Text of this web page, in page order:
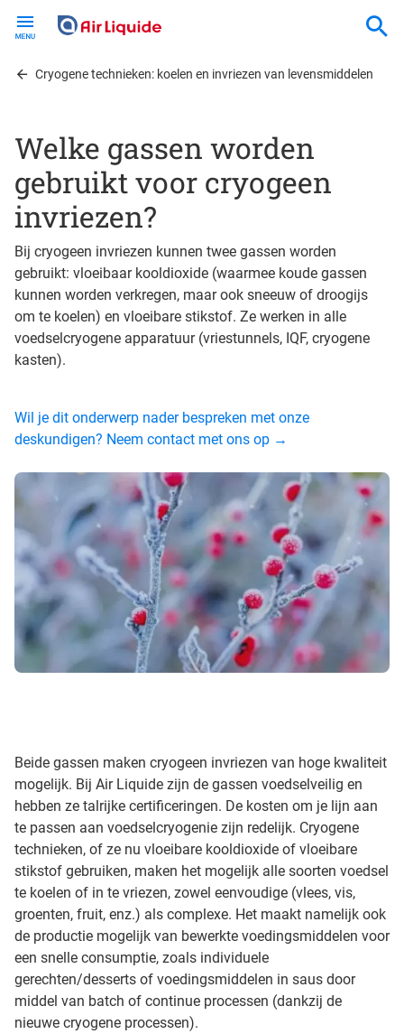
contentCryogene technieken: koelen en invriezen van levensmiddelen
Welke gassen worden
gebruikt voor cryogeen
invriezen?
Bij cryogeen invriezen kunnen twee gassen worden
gebruikt: vloeibaar kooldioxide (waarmee koude gassen
kunnen worden verkregen, maar ook sneeuw of droogijs
om te koelen) en vloeibare stikstof. Ze werken in alle
voedselcryogene apparatuur (vriestunnels, IQF, cryogene
kasten).
Wil je dit onderwerp nader bespreken met onze
deskundigen? Neem contact met ons op →
Beide gassen maken cryogeen invriezen van hoge kwaliteit
mogelijk. Bij Air Liquide zijn de gassen voedselveilig en
hebben ze talrijke certificeringen. De kosten om je lijn aan
te passen aan voedselcryogenie zijn redelijk. Cryogene
technieken, of ze nu vloeibare kooldioxide of vloeibare
stikstof gebruiken, maken het mogelijk alle soorten voedsel
te koelen of in te vriezen, zowel eenvoudige (vlees, vis,
groenten, fruit, enz.) als complexe. Het maakt namelijk ook
de productie mogelijk van bewerkte voedingsmiddelen voor
een snelle consumptie, zoals individuele
gerechten/desserts of voedingsmiddelen in saus door
middel van batch of continue processen (dankzij de
nieuwe cryogene processen).